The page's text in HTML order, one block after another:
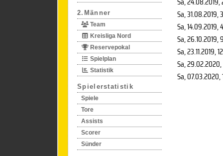
2.Männer
Team
Kreisliga Nord
Reservepokal
Spielplan
Statistik
Spielerstatistik
Spiele
Tore
Assists
Scorer
Sünder
Sa, 31.08.2019,
Sa, 14.09.2019,
Sa, 26.10.2019,
Sa, 23.11.2019,
Sa, 29.02.2020,
Sa, 07.03.2020,